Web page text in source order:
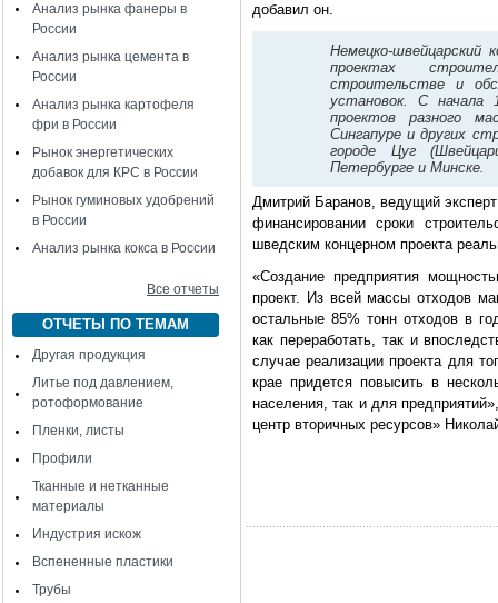
Анализ рынка фанеры в
России
Анализ рынка цемента в
России
Анализ рынка картофеля
фри в России
Рынок энергетических
добавок для КРС в России
Рынок гуминовых удобрений
в России
Анализ рынка кокса в России
Все отчеты
ОТЧЕТЫ ПО ТЕМАМ
Другая продукция
Литье под давлением,
ротоформование
Пленки, листы
Профили
Тканные и нетканные
материалы
Индустрия искож
Вспененные пластики
Трубы
добавил он.
Немецко-швейцарский
проектах
строительстве и
установок. С начала
проектов разного
Сингапуре и других
городе Цуг
Петербурге и Минске.
Дмитрий Баранов, ведущий
финансировании сроки
шведским концерном проекта
«Создание предприятия
проект. Из всей массы отходов
остальные 85% тонн отходов в
как переработать, так и
случае реализации проекта для
крае придется повысить в
населения, так и для
центр вторичных ресурсов»